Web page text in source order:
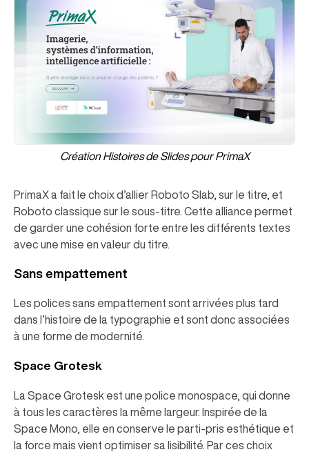
Création Histoires de Slides pour PrimaX
PrimaX a fait le choix d’allier Roboto Slab, sur le titre, et
Roboto classique sur le sous-titre. Cette alliance permet
de garder une cohésion forte entre les différents textes
avec une mise en valeur du titre.
Sans empattement
Les polices sans empattement sont arrivées plus tard
dans l’histoire de la typographie et sont donc associées
à une forme de modernité.
Space Grotesk
La Space Grotesk est une police monospace, qui donne
à tous les caractères la même largeur. Inspirée de la
Space Mono, elle en conserve le parti-pris esthétique et
la force mais vient optimiser sa lisibilité. Par ces choix